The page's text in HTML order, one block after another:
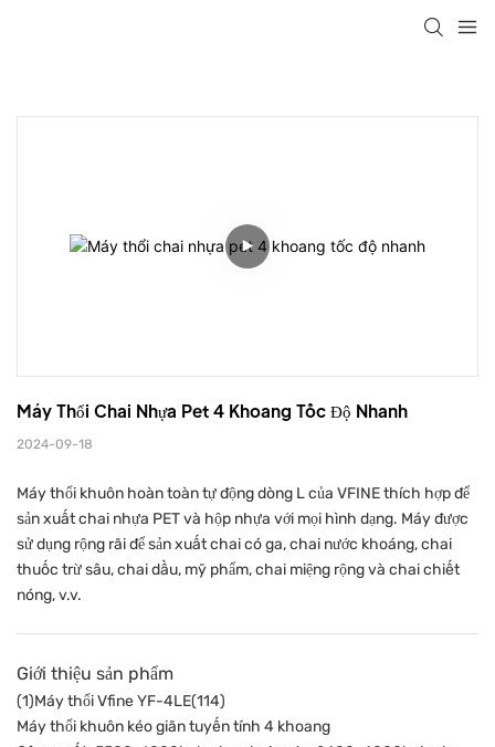
Máy Thổi Chai Nhựa Pet 4 Khoang Tốc Độ Nhanh
2024-09-18
Máy thổi khuôn hoàn toàn tự động dòng L của VFINE thích hợp để
sản xuất chai nhựa PET và hộp nhựa với mọi hình dạng. Máy được
sử dụng rộng rãi để sản xuất chai có ga, chai nước khoáng, chai
thuốc trừ sâu, chai dầu, mỹ phẩm, chai miệng rộng và chai chiết
nóng, v.v.
Giới thiệu sản phẩm
(1)Máy thổi Vfine YF-4LE(114)
Máy thổi khuôn kéo giãn tuyến tính 4 khoang